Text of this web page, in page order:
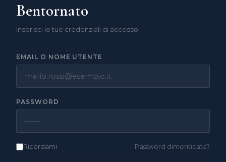
Bentornato
Inserisci le tue credenziali di accesso
EMAIL O NOME UTENTE
PASSWORD
Ricordami Password dimenticata?